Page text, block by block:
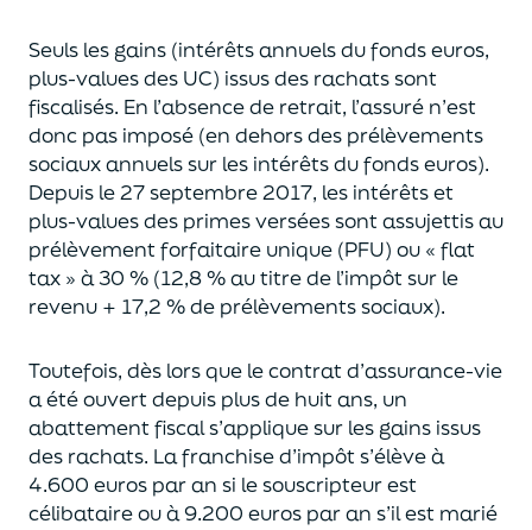
Seuls les gains (intérêts annuels du fonds euros,
plus-values des UC) issus des rachats sont
fiscalisés. En l’absence de retrait, l’assuré n’est
donc pas imposé (en dehors des prélèvements
sociaux annuels sur les intérêts du fonds euros).
Depuis le 27 septembre 2017, les intérêts et
plus-values des primes verséessont assujettis au
prélèvement forfaitaire unique (PFU) ou « flat
tax » à 30 % (12,8 % au titre de l’impôt sur le
revenu + 17,2 % de prélèvements sociaux).
Toutefois, dès lors que le contrat d’assurance-vie
a été ouvert depuis plus de huit ans, un
abattement fiscal s’applique sur les gains issus
des rachats. La franchise d’impôts’élève à
4.600 euros par an si le souscripteurest
célibataire ou à 9.200 euros par an s’il est marié